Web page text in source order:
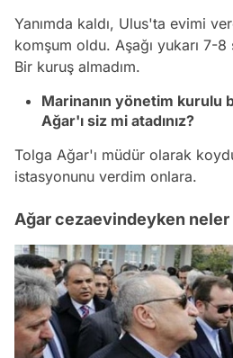
Yanımda kaldı, Ulus'ta evimi
komşum oldu. Aşağı yukarı 7-
Bir kuruş almadım.
Marinanın yönetim kurulu
Ağar'ı siz mi atadınız?
Tolga Ağar'ı müdür olarak
istasyonunu verdim onlara.
Ağar cezaevindeyken neler